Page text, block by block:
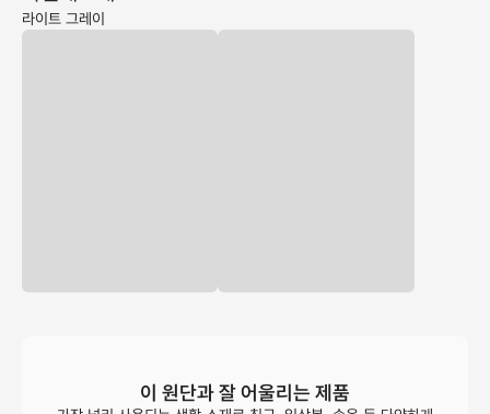
라이트 그레이
이 원단과 잘 어울리는 제품